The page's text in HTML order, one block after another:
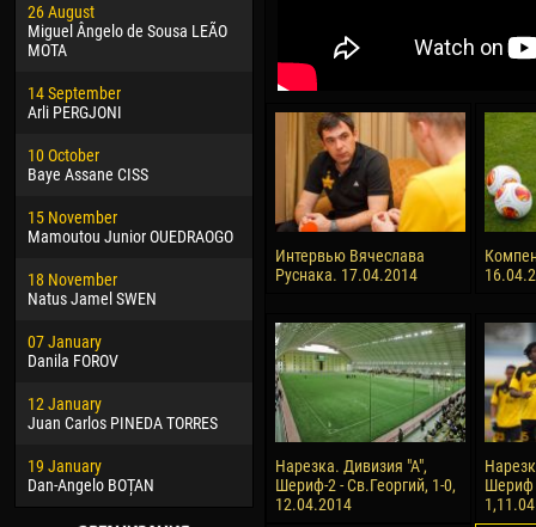
26 August
Miguel Ângelo de Sousa LEÃO
MOTA
14 September
Arli PERGJONI
10 October
Baye Assane CISS
15 November
Mamoutou Junior OUEDRAOGO
18 November
Natus Jamel SWEN
07 January
Danila FOROV
12 January
Juan Carlos PINEDA TORRES
19 January
Dan-Angelo BOȚAN
24 February
Vladislav COSTIN
02 March
Veaceslav COZMA
09 March
Emmanuel AFETSE
20 March
Jayder Moreno ASPRILLA
22 March
Samba KONÉ
26 March
Vitor Hugo Morais de OLIVEIRA
28 March
Raí LOPES DE OLIVEIRA
24
15
24
28
10
15
Ivan
Интервью Вячеслава
Руснака. 17.04.2014
Нарезка. Дивизия "А",
Шериф-2 - Св.Георгий, 1-0,
12.04.2014
Шериф